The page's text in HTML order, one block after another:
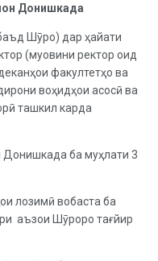
Донишкада
Шӯро) дар ҳайати
(муовини ректор оид
факултетҳо ва
воҳидҳои асосӣ ва
ташкил карда
ба муҳлати 3
лозимӣ вобаста ба
аъзои Шӯроро тағйир